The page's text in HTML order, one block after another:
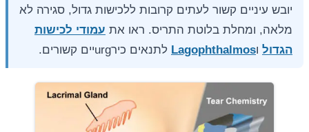
יובש עיניים קשור לעתים קרובות ללכישות גדול, סגירה לא
מלאה, ומחלת בלוטת התריס. ראו את עמודי לכישות
הגדול וLagophthalmos לתנאים כירurgיים קשורים.